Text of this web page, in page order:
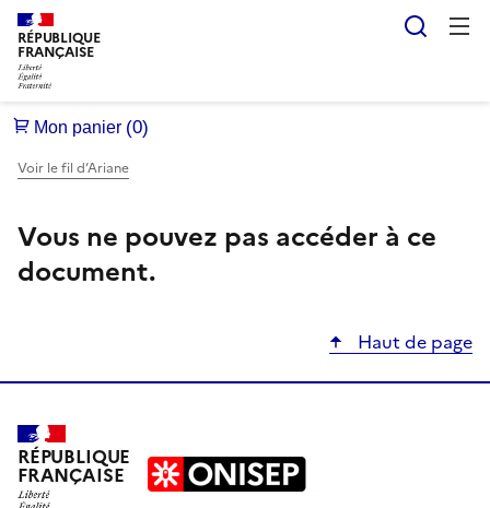
RÉPUBLIQUE
FRANÇAISE
Voir le fil d’Ariane
Vous ne pouvez pas accéder à ce
document.
Haut de page
RÉPUBLIQUE
FRANÇAISE